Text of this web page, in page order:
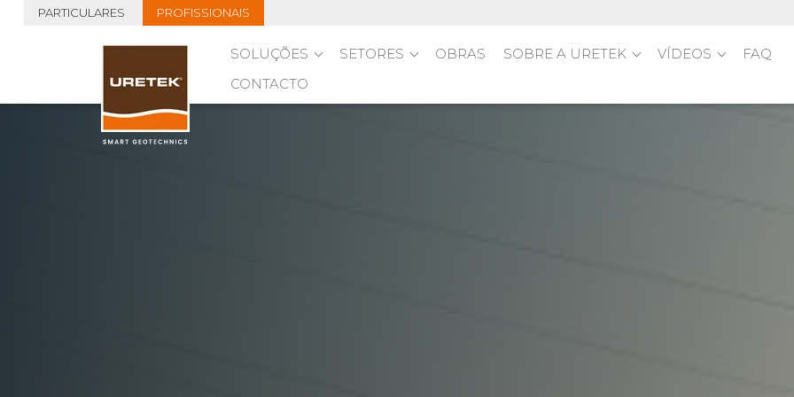
PARTICULARES PROFISSIONAIS
SOLUÇÕES SETORES OBRAS SOBRE A URETEK VÍDEOS
FAQ
CONTACTO